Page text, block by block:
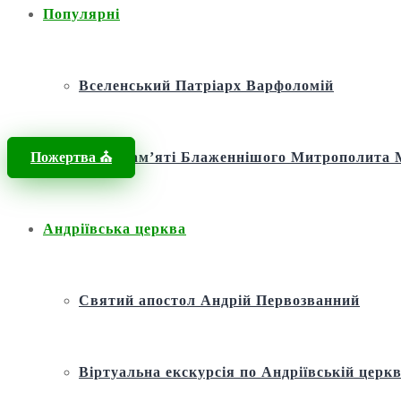
Популярні
Вселенський Патріарх Варфоломій
Фонд пам’яті Блаженнішого
Андріївська церква
Святий апостол Андрій Первозванний
Віртуальна екскурсія по Андріївській
Пожертва ⛪️